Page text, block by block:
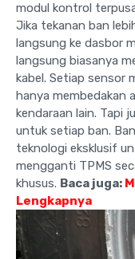
modul kontrol
Jika tekanan ban
langsung ke dasbor
langsung biasanya
kabel. Setiap sensor
hanya membedakan
kendaraan lain. Tapi
untuk setiap ban.
teknologi eksklusif
mengganti TPMS
khusus. Baca juga:
Lengkapnya